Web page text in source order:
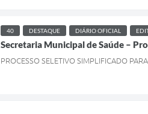
40 DESTAQUE DIÁRIO OFICIAL
Secretaria Municipal de Saúde –
PROCESSO SELETIVO SIMPLIFICADO